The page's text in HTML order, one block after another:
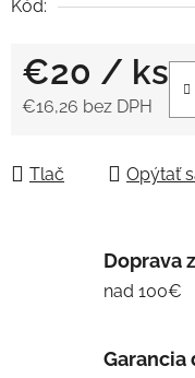
Kód:
€20 / ks
€16,26 bez DPH
Tlač Opýtať
Doprava
nad 100€
Garancia